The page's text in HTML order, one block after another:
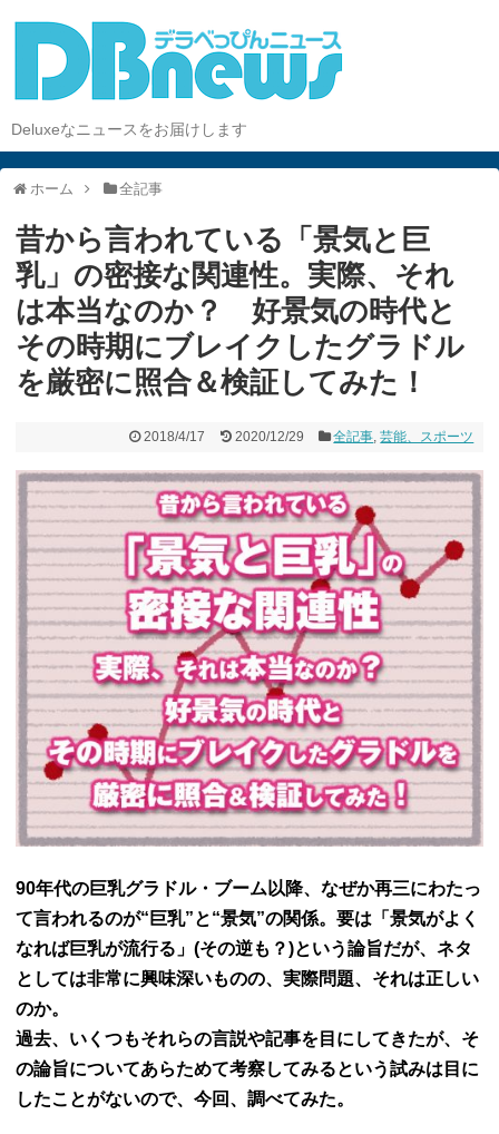
Deluxeなニュースをお届けします
ホーム 全記事
昔から言われている「景気と巨
乳」の密接な関連性。実際、それ
は本当なのか？ 好景気の時代と
その時期にブレイクしたグラドル
を厳密に照合＆検証してみた！
2018/4/17 2020/12/29 全記事,芸能、スポーツ
90年代の巨乳グラドル・ブーム以降、なぜか再三にわたっ
て言われるのが“巨乳”と“景気”の関係。要は「景気がよく
なれば巨乳が流行る」(その逆も？)という論旨だが、ネタ
としては非常に興味深いものの、実際問題、それは正しい
のか。
過去、いくつもそれらの言説や記事を目にしてきたが、そ
の論旨についてあらためて考察してみるという試みは目に
したことがないので、今回、調べてみた。